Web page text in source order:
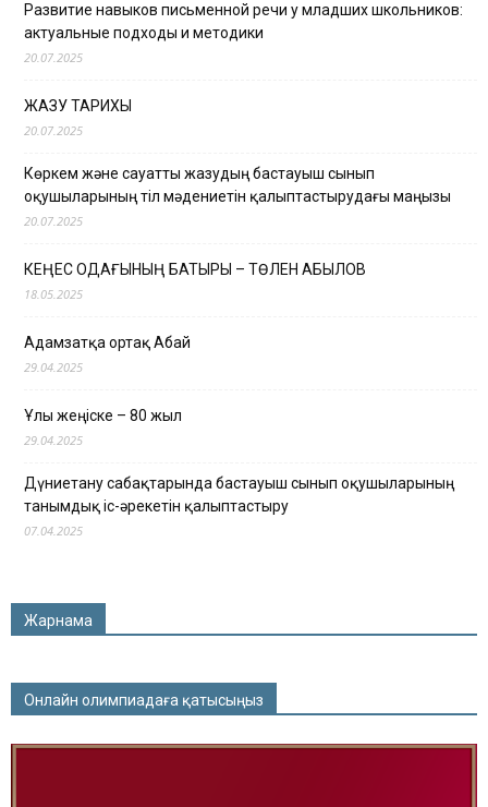
Развитие навыков письменной речи у младших школьников:
актуальные подходы и методики
20.07.2025
ЖАЗУ ТАРИХЫ
20.07.2025
Көркем және сауатты жазудың бастауыш сынып
оқушыларының тіл мәдениетін қалыптастырудағы маңызы
20.07.2025
КЕҢЕС ОДАҒЫНЫҢ БАТЫРЫ – ТӨЛЕН ҚАБЫЛОВ
18.05.2025
Адамзатқа ортақ Абай
29.04.2025
Ұлы жеңіске – 80 жыл
29.04.2025
Дүниетану сабақтарында бастауыш сынып оқушыларының
танымдық іс-әрекетін қалыптастыру
07.04.2025
Жарнама
Онлайн олимпиадаға қатысыңыз